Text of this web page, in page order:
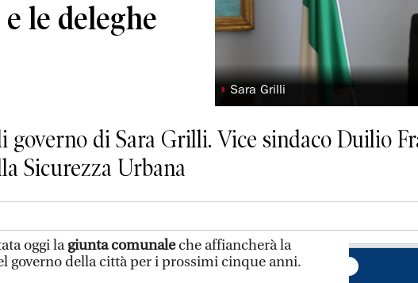
le deleghe
◗ Sara Grilli
governo di Sara Grilli. Vice sindaco Duilio
Sicurezza Urbana
oggi lagiunta comunaleche affiancherà la
governo della città per i prossimi cinque anni.